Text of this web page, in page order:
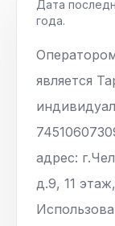
Дата
года.
является
адрес:
д.9, 11